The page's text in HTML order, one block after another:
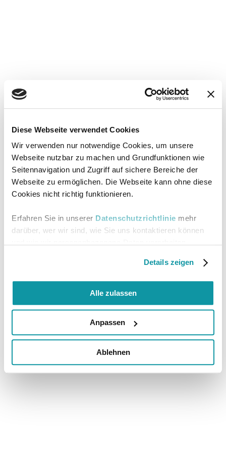
Diese Webseite verwendet Cookies
Wir verwenden nur notwendige Cookies, um unsere
Webseite nutzbar zu machen und Grundfunktionen wie
Seitennavigation und Zugriff auf sichere Bereiche der
Webseite zu ermöglichen. Die Webseite kann ohne diese
Cookies nicht richtig funktionieren.
Erfahren Sie in unserer Datenschutzrichtlinie mehr
darüber, wer wir sind, wie Sie uns kontaktieren können
Details zeigen
Alle zulassen
Anpassen
Ablehnen